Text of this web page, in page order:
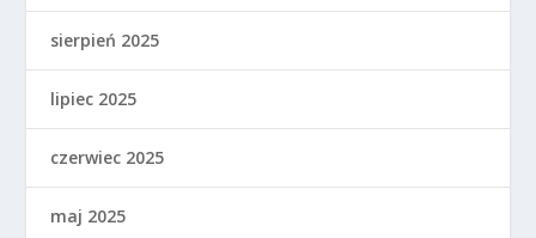
sierpień 2025
lipiec 2025
czerwiec 2025
maj 2025